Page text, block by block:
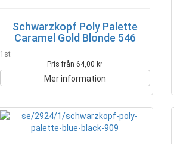
Schwarzkopf Poly Palette
Caramel Gold Blonde 546
1st
Pris från 64,00 kr
Mer information